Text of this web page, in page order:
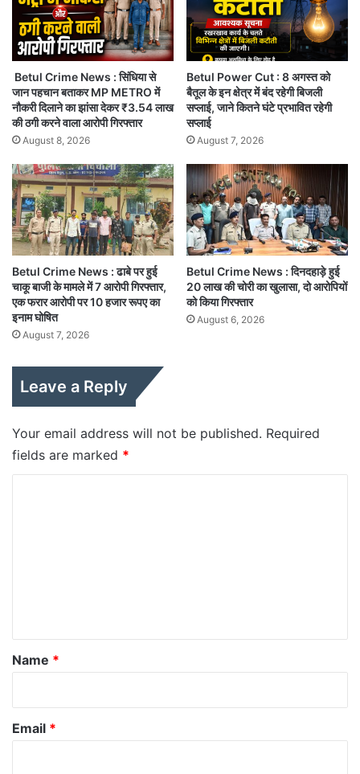
Betul Crime News : सिंधिया से
जान पहचान बताकर MP METRO में
नौकरी दिलाने का झांसा देकर ₹3.54 लाख
की ठगी करने वाला आरोपी गिरफ्तार
August 8, 2026
Betul Power Cut : 8 अगस्त को
बैतूल के इन क्षेत्र में बंद रहेगी बिजली
सप्लाई, जाने कितने घंटे प्रभावित रहेगी
सप्लाई
August 7, 2026
Betul Crime News : ढाबे पर हुई
चाकू बाजी के मामले में 7 आरोपी गिरफ्तार,
एक फरार आरोपी पर 10 हजार रूपए का
इनाम घोषित
August 7, 2026
Betul Crime News : दिनदहाड़े हुई
20 लाख की चोरी का खुलासा, दो आरोपियों
को किया गिरफ्तार
August 6, 2026
Leave a Reply
Your email address will not be published. Required
fields are marked *
*
Name *
Email *